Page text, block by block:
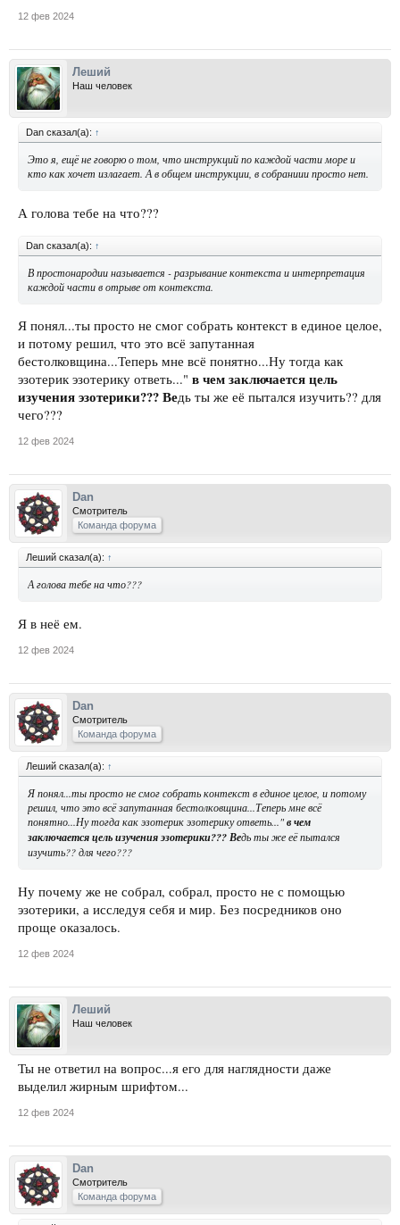
12 фев 2024
Леший
Наш человек
Dan сказал(а): ↑
Это я, ещё не говорю о том, что инструкций по каждой части море и
кто как хочет излагает. А в общем инструкции, в собраниии просто нет.
А голова тебе на что???
Dan сказал(а): ↑
В простонародии называется - разрывание контекста и интерпретация
каждой части в отрыве от контекста.
Я понял...ты просто не смог собрать контекст в единое целое,
и потому решил, что это всё запутанная
бестолковщина...Теперь мне всё понятно...Ну тогда как
эзотерик эзотерику ответь..." в чем заключается цель
изучения эзотерики??? Ведь ты же её пытался изучить?? для
чего???
12 фев 2024
Dan
Смотритель
Команда форума
Леший сказал(а): ↑
А голова тебе на что???
Я в неё ем.
12 фев 2024
Dan
Смотритель
Команда форума
Леший сказал(а): ↑
Я понял...ты просто не смог собрать контекст в единое целое, и потому
решил, что это всё запутанная бестолковщина...Теперь мне всё
понятно...Ну тогда как эзотерик эзотерику ответь..."в чем
заключается цель изучения эзотерики??? Ведь ты же её пытался
изучить?? для чего???
Ну почему же не собрал, собрал, просто не с помощью
эзотерики, а исследуя себя и мир. Без посредников оно
проще оказалось.
12 фев 2024
Леший
Наш человек
Ты не ответил на вопрос...я его для наглядности даже
выделил жирным шрифтом...
12 фев 2024
Dan
Смотритель
Команда форума